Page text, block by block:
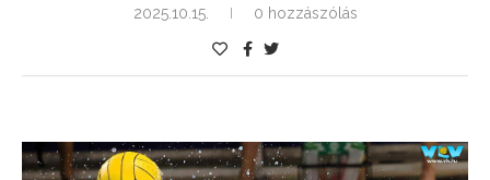
2025.10.15. 0 hozzászólás